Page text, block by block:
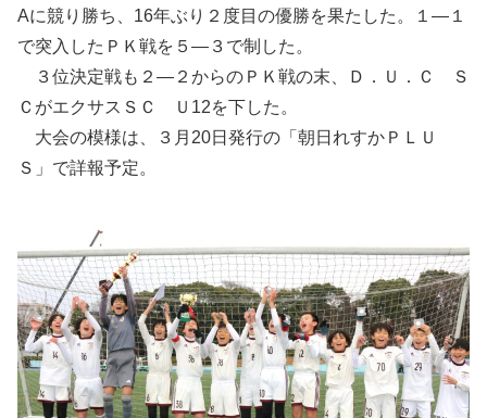
Aに競り勝ち、16年ぶり２度目の優勝を果たした。１―１
で突入したＰＫ戦を５―３で制した。
３位決定戦も２―２からのＰＫ戦の末、Ｄ．Ｕ．Ｃ Ｓ
ＣがエクサスＳＣ Ｕ12を下した。
大会の模様は、３月20日発行の「朝日れすかＰＬＵ
Ｓ」で詳報予定。